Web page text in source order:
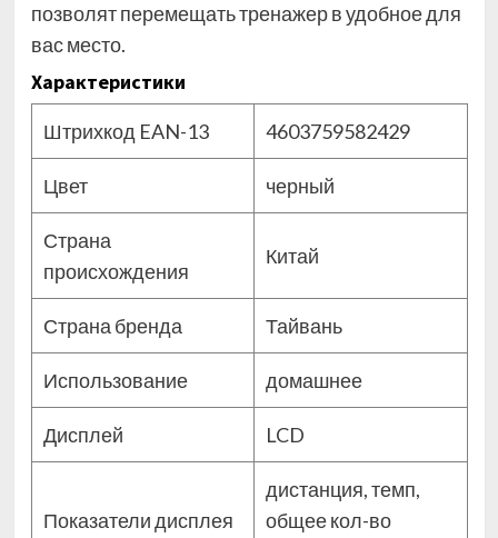
позволят перемещать тренажер в удобное для
вас место.
Характеристики
Штрихкод EAN-13 4603759582429
Цвет черный
Страна
происхождения
Китай
Страна бренда Тайвань
Использование домашнее
Дисплей LCD
Показатели дисплея
дистанция, темп,
общее кол-во